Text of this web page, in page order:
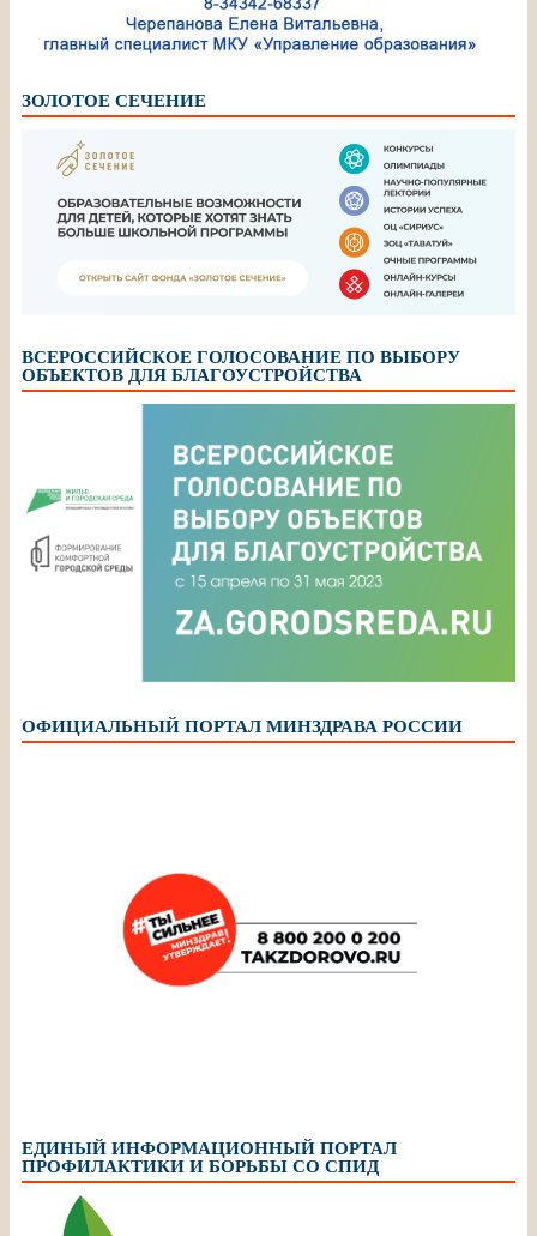
ЗОЛОТОЕ СЕЧЕНИЕ
ВСЕРОССИЙСКОЕ ГОЛОСОВАНИЕ ПО ВЫБОРУ
ОБЪЕКТОВ ДЛЯ БЛАГОУСТРОЙСТВА
ОФИЦИАЛЬНЫЙ ПОРТАЛ МИНЗДРАВА РОССИИ
ЕДИНЫЙ ИНФОРМАЦИОННЫЙ ПОРТАЛ
ПРОФИЛАКТИКИ И БОРЬБЫ СО СПИД